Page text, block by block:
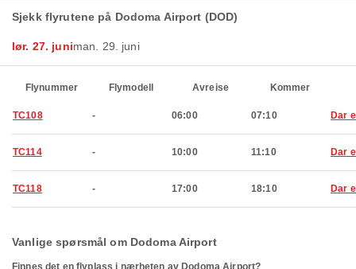
Sjekk flyrutene på Dodoma Airport (DOD)
lør. 27. juniman. 29. juni
Flynummer Flymodell Avreise Kommer
TC108 - 06:00 07:10 Dar
TC114 - 10:00 11:10 Dar
TC118 - 17:00 18:10 Dar
Vanlige spørsmål om Dodoma Airport
Finnes det en flyplass i nærheten av Dodoma Airport?